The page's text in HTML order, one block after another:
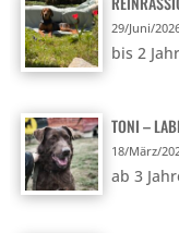
29/Juni/
bis 2
TONI –
18/März/
ab 3